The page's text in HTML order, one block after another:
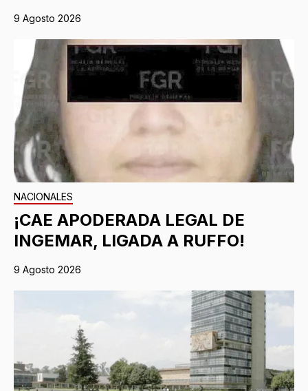
9 Agosto 2026
NACIONALES
¡CAE APODERADA LEGAL DE
INGEMAR, LIGADA A RUFFO!
9 Agosto 2026